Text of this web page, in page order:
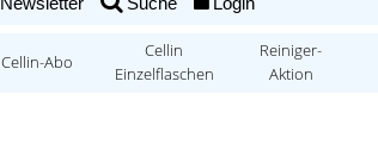
Cellin-Abo
Cellin
Einzelflaschen
Reiniger-
Aktion